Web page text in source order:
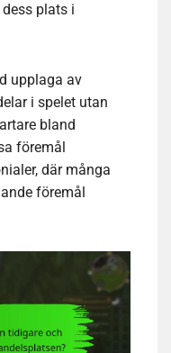
plats i
upplaga av
i spelet utan
bland
föremål
där många
föremål